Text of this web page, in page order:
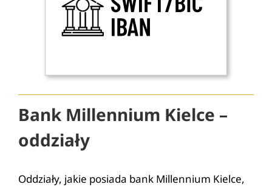
Bank Millennium Kielce –
oddziały
Oddziały, jakie posiada bank Millennium Kielce,